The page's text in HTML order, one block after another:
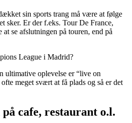
sin sports trang må være at følge
sker. Er der f.eks. Tour De France,
se afslutningen på touren, end på
League i Madrid?
ultimative oplevelse er “live on
meget svært at få plads og så er det
på cafe, restaurant o.l.